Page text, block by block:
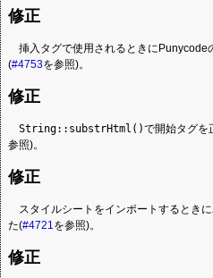
修正
挿入タグで使用されるときにPunycode
(#4753を参照)。
修正
String::substrHtml()で開始タグを
参照)。
修正
スタイルシートをインポートするとき
た(#4721を参照)。
修正